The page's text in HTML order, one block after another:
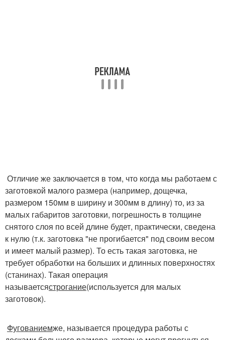
Отличие же заключается в том, что когда мы работаем с
заготовкой малого размера (например, дощечка,
размером 150мм в ширину и 300мм в длину) то, из за
малых габаритов заготовки, погрешность в толщине
снятого слоя по всей длине будет, практически, сведена
к нулю (т.к. заготовка "не прогибается" под своим весом
и имеет малый размер). То есть такая заготовка, не
требует обработки на больших и длинных поверхностях
(станинах). Такая операция
называетсястрогание(используется для малых
заготовок).
Фугованиемже, называется процедура работы с